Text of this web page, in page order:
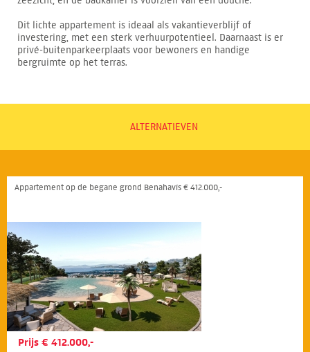
Dit lichte appartement is ideaal als vakantieverblijf of
investering, met een sterk verhuurpotentieel. Daarnaast is er
privé-buitenparkeerplaats voor bewoners en handige
bergruimte op het terras.
ALTERNATIEVEN
Appartement op de begane grond Benahavís € 412.000,-
Prijs € 412.000,-